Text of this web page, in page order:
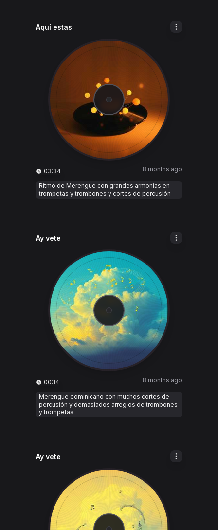
Aquí estas
03:34 8 months ago
Ritmo de Merengue con grandes armonías en
trompetas y trombones y cortes de percusión
Ay vete
00:14 8 months ago
Merengue dominicano con muchos cortes de
percusión y demasiados arreglos de trombones
y trompetas
Ay vete